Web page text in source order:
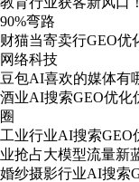
90%弯路
财猫当寄卖行GEO优
网络科技
豆包AI喜欢的媒体有
酒业AI搜索GEO优化
圈
工业行业AI搜索GEO
业抢占大模型流量新
婚纱摄影行业AI搜索